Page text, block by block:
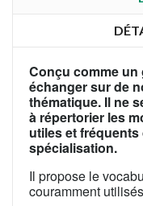
Conçu comme un
échanger sur de
thématique. Il ne
à répertorier les
utiles et
spécialisation.
Il propose le
couramment